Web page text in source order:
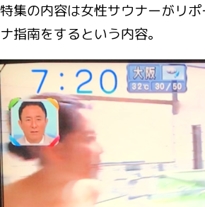
特集の内容は女性サウナーがリ
ナ指南をするという内容。